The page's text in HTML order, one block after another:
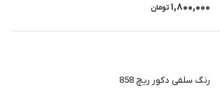
1,800,000 تومان
رنگ سلفی دکور ریچ 858